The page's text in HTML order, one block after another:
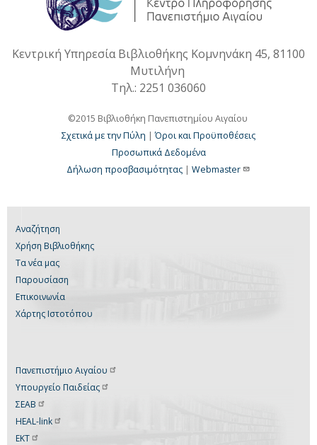
Κεντρική Υπηρεσία Βιβλιοθήκης Κομνηνάκη 45, 81100
Μυτιλήνη
Τηλ.: 2251 036060
©2015 Βιβλιοθήκη Πανεπιστημίου Αιγαίου
Σχετικά με την Πύλη |Όροι και Προϋποθέσεις
Προσωπικά Δεδομένα
Δήλωση προσβασιμότητας | Webmaster
Αναζήτηση
Χρήση Βιβλιοθήκης
Τα νέα μας
Παρουσίαση
Επικοινωνία
Χάρτης Ιστοτόπου
Πανεπιστήμιο Αιγαίου
Υπουργείο Παιδείας
ΣΕΑΒ
HEAL-link
ΕΚΤ